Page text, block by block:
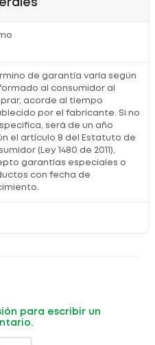
de garantía varía según
al consumidor al
acorde al tiempo
por el fabricante. Si no
será de un año
el artículo 8 del Estatuto de
(Ley 1480 de 2011),
garantías especiales o
con fecha de
para escribir un